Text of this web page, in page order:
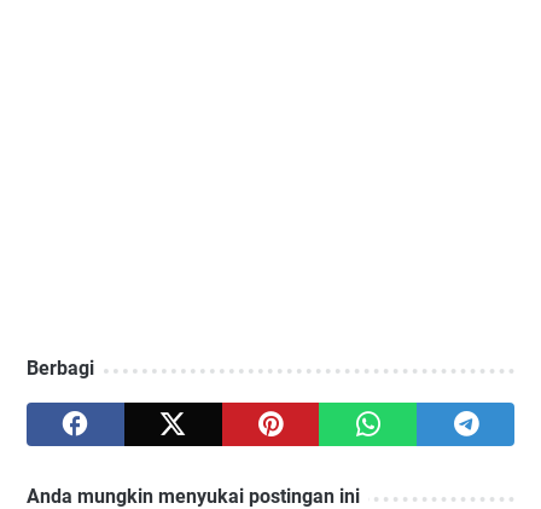
Berbagi
Anda mungkin menyukai postingan ini